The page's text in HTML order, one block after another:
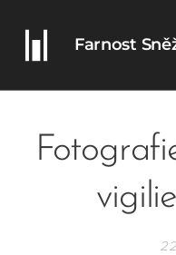
Farnost